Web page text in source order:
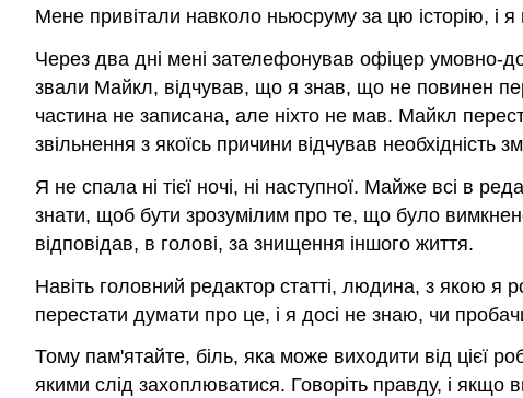
Мене привітали навколо ньюсруму за цю історію, і
Через два дні мені зателефонував офіцер умовно-
звали Майкл, відчував, що я знав, що не повинен
частина не записана, але ніхто не мав. Майкл
звільнення з якоїсь причини відчував
Я не спала ні тієї ночі, ні наступної. Майже всі в
знати, щоб бути зрозумілим про те, що було
відповідав, в голові, за знищення іншого життя.
Навіть головний редактор статті, людина, з якою я
перестати думати про це, і я досі не знаю, чи
Тому пам'ятайте, біль, яка може виходити від цієї
якими слід захоплюватися. Говоріть правду, і якщо